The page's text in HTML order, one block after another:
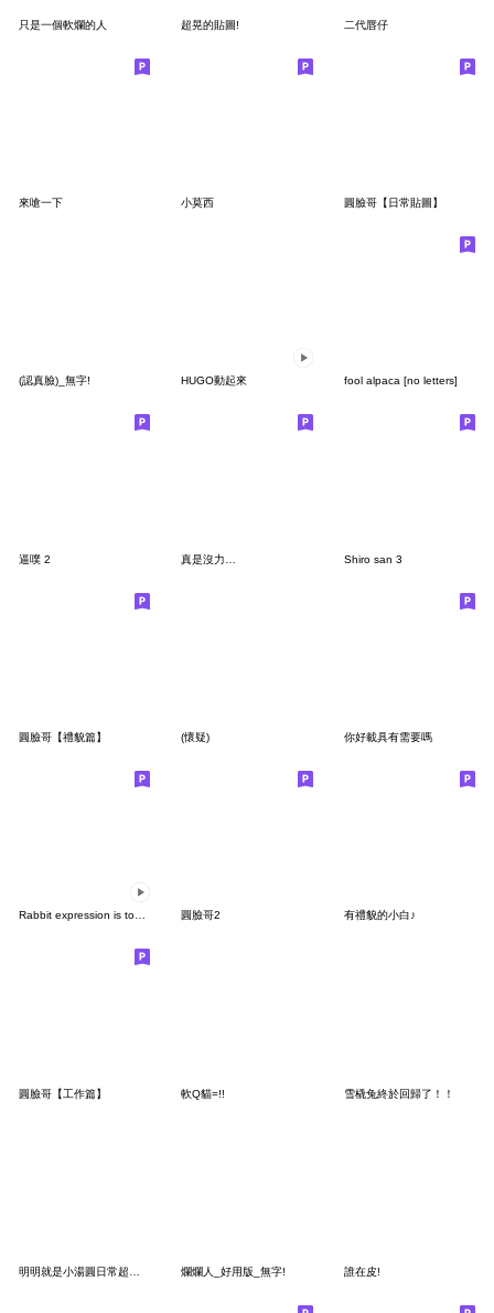
只是一個軟爛的人 超晃的貼圖! 二代唇仔
來嗆一下 小莫西 圓臉哥【日常貼圖】
(認真臉)_無字! HUGO動起來 fool alpaca [no letters]
逼噗 2 真是沒力… Shiro san 3
圓臉哥【禮貌篇】 (懷疑) 你好載具有需要嗎
Rabbit expression is too rich(Anime9) 圓臉哥2 有禮貌的小白♪
圓臉哥【工作篇】 軟Q貓=!! 雪橇兔終於回歸了！！
爛爛人_好用版_無字! 誰在皮!